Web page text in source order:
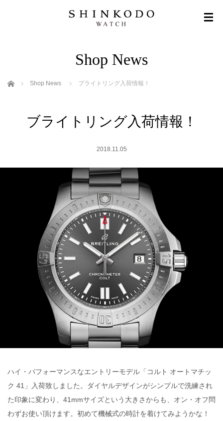
Shop News
ホーム Shop News ブライトリング入荷情報！
ブライトリング入荷情報！
2018.11.05
ハイ・パフォーマンスなエントリーモデル「コルト オートマチッ
ク 41」入荷致しました。ダイヤルデザインがシンプルで洗練され
た印象に変わり、41mmサイズという大きさからも、オン・オフ問
わずお使い頂けます。初めて機械式の時計を着けてみようかな！